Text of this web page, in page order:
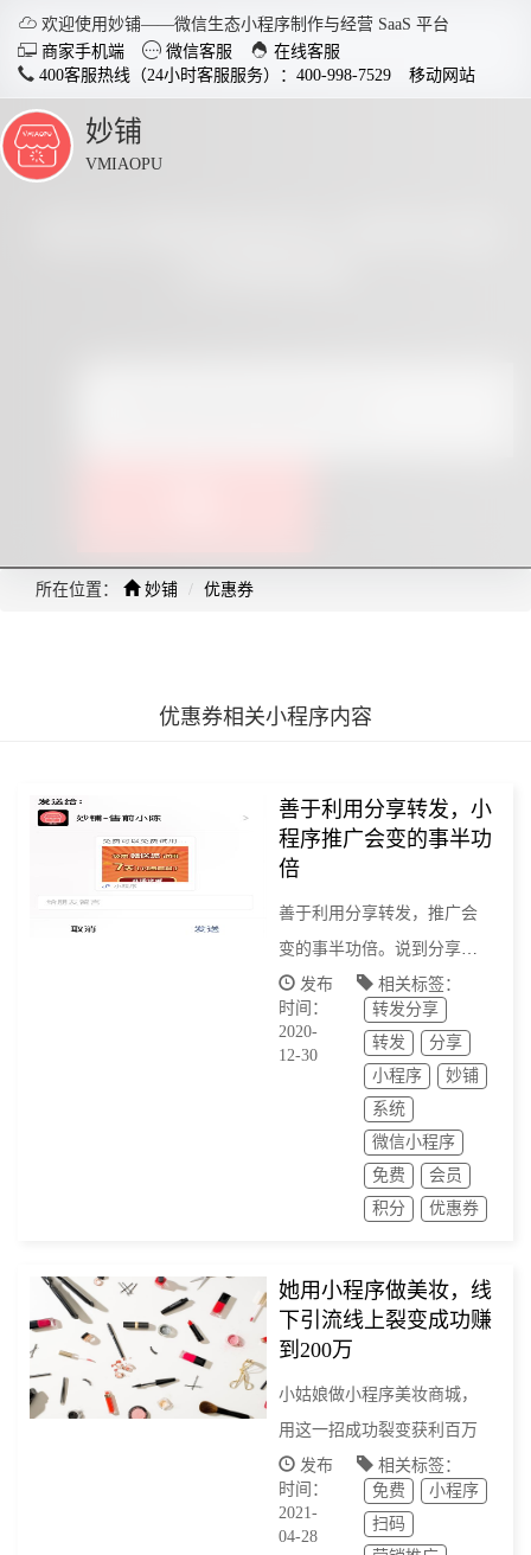
 欢迎使用妙铺——微信生态小程序制作与经营 SaaS 平台
 商家手机端  微信客服  在线客服
400客服热线（24小时客服服务）：400-998-7529
移动网站
妙铺
VMIAOPU
所在位置： 妙铺 优惠券
优惠券相关小程序内容
善于利用分享转发，小
程序推广会变的事半功
倍
善于利用分享转发，推广会
变的事半功倍。说到分享转
发，就不得不说到微信生
态，微信生态可谓“深不可
测”，“广而紧密”，近到亲朋
好友，远到南北半球，都可
以在微信生态里面建立联系
发布
时间：
2020-
12-30
相关标签：
转发分享
转发
分享
小程序
妙铺
系统
微信小程序
免费
会员
积分
优惠券
她用小程序做美妆，线
下引流线上裂变成功赚
到200万
小姑娘做小程序美妆商城，
用这一招成功裂变获利百万
发布
时间：
2021-
04-28
相关标签：
免费
小程序
扫码